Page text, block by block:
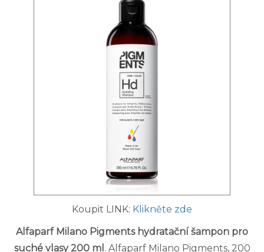
Koupit LINK: Klikněte zde
Alfaparf Milano Pigments hydratační šampon pro
suché vlasy 200 ml . Alfaparf Milano Pigments, 200